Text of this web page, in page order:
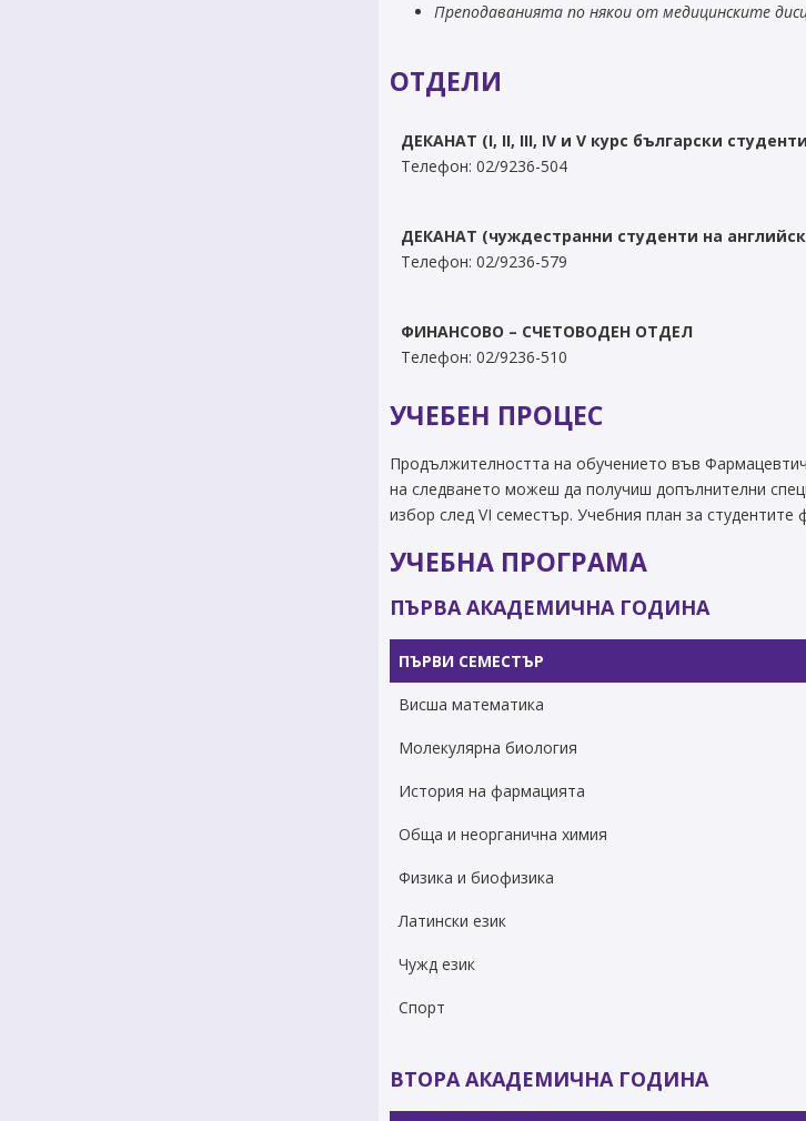
Преподаванията по някои от медицинските
ОТДЕЛИ
ДЕКАНАТ (І, ІІ, ІІІ, ІV и V курс български
Телефон: 02/9236-504
ДЕКАНАТ (чуждестранни студенти на
Телефон: 02/9236-579
ФИНАНСОВО – СЧЕТОВОДЕН ОТДЕЛ
Телефон: 02/9236-510
УЧЕБЕН ПРОЦЕС
Продължителността на обучението във
на следването можеш да получиш допълнителни
избор след VI семестър. Учебния план за
УЧЕБНА ПРОГРАМА
ПЪРВА АКАДЕМИЧНА ГОДИНА
ПЪРВИ СЕМЕСТЪР
Висша математика
Молекулярна биология
История на фармацията
Обща и неорганична химия
Физика и биофизика
Латински език
Чужд език
Спорт
ВТОРА АКАДЕМИЧНА ГОДИНА